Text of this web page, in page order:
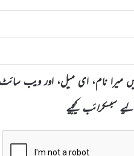
میرا نام، ای میل، اور ویب
سبسکرائب کیجیے